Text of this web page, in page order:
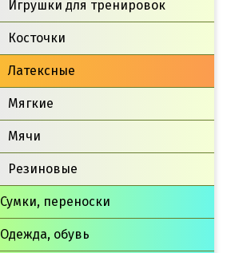
Игрушки для тренировок
Косточки
Латексные
Мягкие
Мячи
Резиновые
Сумки, переноски
Одежда, обувь